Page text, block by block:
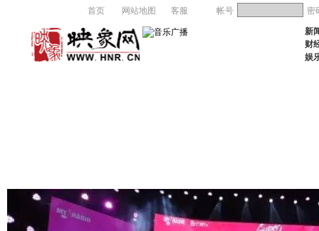
首页 网站地图 客服 帐号 密
新
财
娱